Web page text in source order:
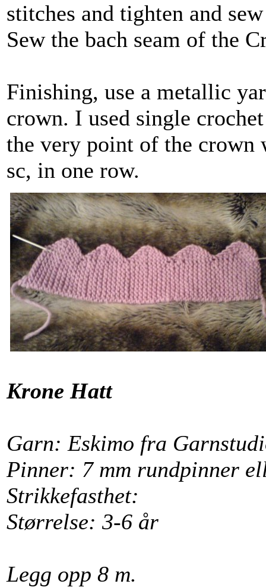
stitches and tighten and
Sew the bach seam of the
Finishing, use a metallic
crown. I used single
the very point of the crown
sc, in one row.
Krone Hatt
Garn: Eskimo fra
Pinner: 7 mm rundpinner
Strikkefasthet:
Størrelse: 3-6 år
Legg opp 8 m.